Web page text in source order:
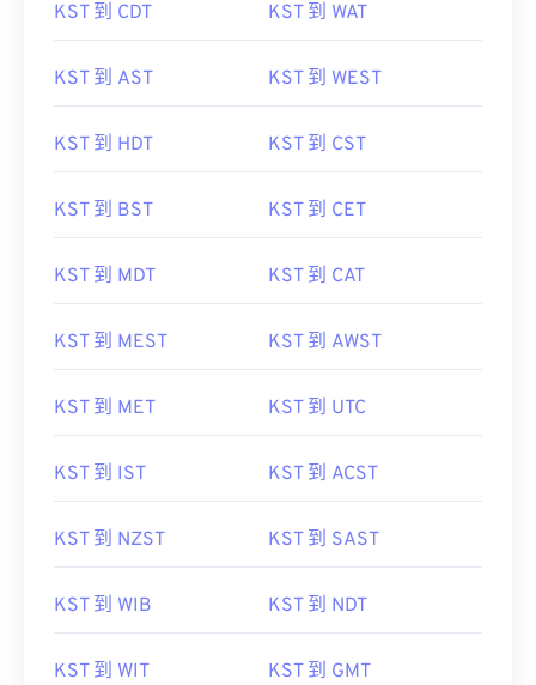
KST 到 CDT KST 到 WAT
KST 到 AST KST 到 WEST
KST 到 HDT KST 到 CST
KST 到 BST KST 到 CET
KST 到 MDT KST 到 CAT
KST 到 MEST KST 到 AWST
KST 到 MET KST 到 UTC
KST 到 IST KST 到 ACST
KST 到 NZST KST 到 SAST
KST 到 WIB KST 到 NDT
KST 到 WIT KST 到 GMT